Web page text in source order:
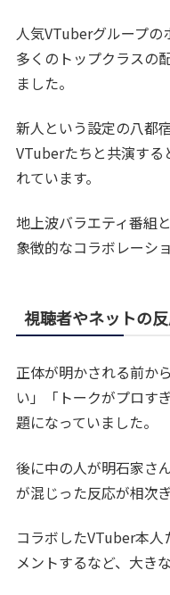
人気VTuberグループの
多くのトップクラスの
ました。
新人という設定の八都
VTuberたちと共演する
れています。
地上波バラエティ番組
象徴的なコラボレーシ
視聴者やネットの
正体が明かされる前か
い」「トークがプロす
題になっていました。
後に中の人が明石家さ
が混じった反応が相次
コラボしたVTuber本人
メントするなど、大き